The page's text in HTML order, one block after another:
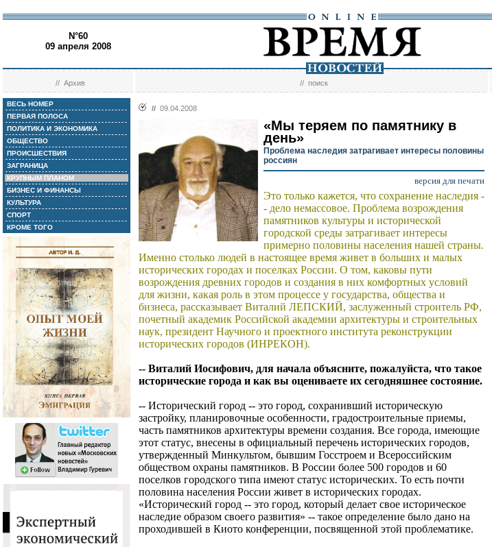
N°60
09 апреля 2008
//Архив //поиск
ВЕСЬ НОМЕР
ПЕРВАЯ ПОЛОСА
ПОЛИТИКА И ЭКОНОМИКА
ОБЩЕСТВО
ПРОИСШЕСТВИЯ
ЗАГРАНИЦА
КРУПНЫМ ПЛАНОМ
БИЗНЕС И ФИНАНСЫ
КУЛЬТУРА
СПОРТ
КРОМЕ ТОГО
// 09.04.2008
«Мы теряем по памятнику в
день»
Проблема наследия затрагивает интересы половины
россиян
версия для печати
Это только кажется, что сохранение наследия -
- дело немассовое. Проблема возрождения
памятников культуры и исторической
городской среды затрагивает интересы
примерно половины населения нашей страны.
Именно столько людей в настоящее время живет в больших и малых
исторических городах и поселках России. О том, каковы пути
возрождения древних городов и создания в них комфортных условий
для жизни, какая роль в этом процессе у государства, общества и
бизнеса, рассказывает Виталий ЛЕПСКИЙ, заслуженный строитель РФ,
почетный академик Российской академии архитектуры и строительных
наук, президент Научного и проектного института реконструкции
исторических городов (ИНРЕКОН).
-- Виталий Иосифович, для начала объясните, пожалуйста, что такое
исторические города и как вы оцениваете их сегодняшнее состояние.
-- Исторический город -- это город, сохранивший историческую
застройку, планировочные особенности, градостроительные приемы,
часть памятников архитектуры времени создания. Все города, имеющие
этот статус, внесены в официальный перечень исторических городов,
утвержденный Минкультом, бывшим Госстроем и Всероссийским
обществом охраны памятников. В России более 500 городов и 60
поселков городского типа имеют статус исторических. То есть почти
половина населения России живет в исторических городах.
«Исторический город -- это город, который делает свое историческое
наследие образом своего развития» -- такое определение было дано на
проходившей в Киото конференции, посвященной этой проблематике.